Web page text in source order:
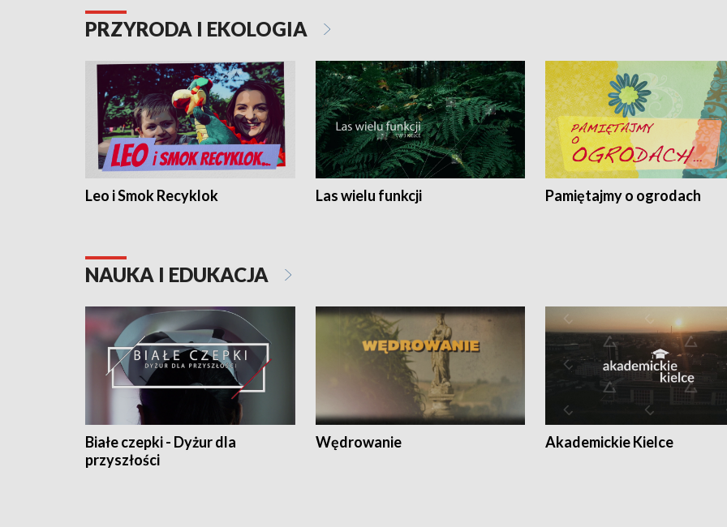
PRZYRODA I EKOLOGIA
Leo i Smok Recyklok Las wielu funkcji Pamiętajmy o ogrodach
NAUKA I EDUKACJA
Białe czepki - Dyżur dla
przyszłości
Wędrowanie Akademickie Kielce